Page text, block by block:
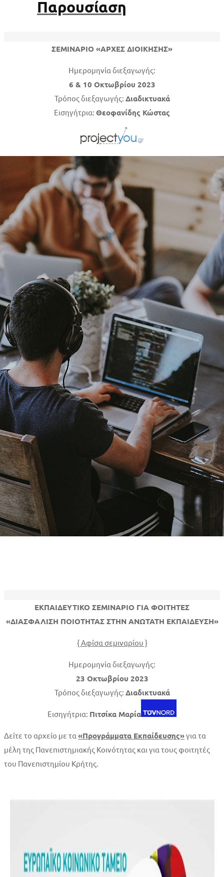
Παρουσίαση
ΣΕΜΙΝΑΡΙΟ «ΑΡΧΕΣ ΔΙΟΙΚΗΣΗΣ»
Ημερομηνία διεξαγωγής:
6 & 10 Οκτωβρίου 2023
Τρόπος διεξαγωγής: Διαδικτυακά
Εισηγήτρια: Θεοφανίδης Κώστας
ΕΚΠΑΙΔΕΥΤΙΚΟ ΣΕΜΙΝΑΡΙΟ ΓΙΑ ΦΟΙΤΗΤΕΣ
«ΔΙΑΣΦΑΛΙΣΗ ΠΟΙΟΤΗΤΑΣ ΣΤΗΝ ΑΝΩΤΑΤΗ ΕΚΠΑΙΔΕΥΣΗ»
{Αφίσα σεμιναρίου }
Ημερομηνία διεξαγωγής:
23 Οκτωβρίου 2023
Τρόπος διεξαγωγής: Διαδικτυακά
Εισηγήτρια: Πιτσίκα Μαρία
Δείτε το αρχείο με τα «Προγράμματα Εκπαίδευσης»για τα
μέλη της Πανεπιστημιακής Κοινότητας και για τους φοιτητές
του Πανεπιστημίου Κρήτης.